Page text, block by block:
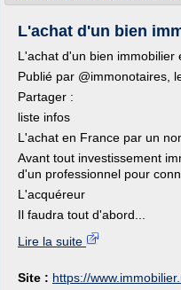
L'achat d'un bien
L'achat d'un bien
Publié par @immonotaires,
Partager :
liste infos
L'achat en France par un
Avant tout investissement
d'un professionnel pour
L'acquéreur
Il faudra tout d'abord...
Lire la suite
Site : https://